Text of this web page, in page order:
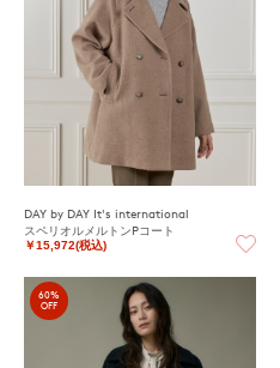
DAY by DAY It's international
スペリオルメルトンPコート
￥15,972(税込)
60%
OFF